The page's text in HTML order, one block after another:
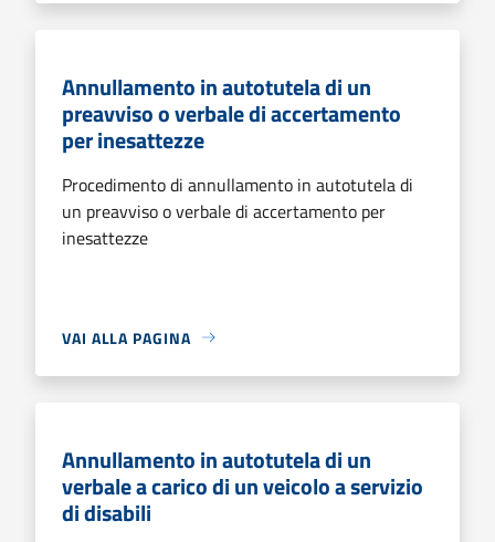
Annullamento in autotutela di un
preavviso o verbale di accertamento
per inesattezze
Procedimento di annullamento in autotutela di
un preavviso o verbale di accertamento per
inesattezze
VAI ALLA PAGINA
Annullamento in autotutela di un
verbale a carico di un veicolo a servizio
di disabili